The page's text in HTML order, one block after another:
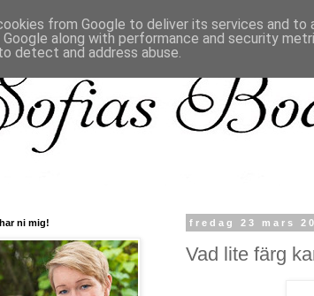
fredag 23 mars
Vad lite färg
ni mig!
from Google to deliver its services and to
Google along with performance and security
detect and address abuse.